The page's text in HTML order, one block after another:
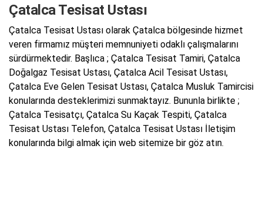
Çatalca Tesisat Ustası
Çatalca Tesisat Ustası olarak Çatalca bölgesinde hizmet
veren firmamız müşteri memnuniyeti odaklı çalışmalarını
sürdürmektedir. Başlıca ; Çatalca Tesisat Tamiri, Çatalca
Doğalgaz Tesisat Ustası, Çatalca Acil Tesisat Ustası,
Çatalca Eve Gelen Tesisat Ustası, Çatalca Musluk Tamircisi
konularında desteklerimizi sunmaktayız. Bununla birlikte ;
Çatalca Tesisatçı, Çatalca Su Kaçak Tespiti, Çatalca
Tesisat Ustası Telefon, Çatalca Tesisat Ustası İletişim
konularında bilgi almak için web sitemize bir göz atın.